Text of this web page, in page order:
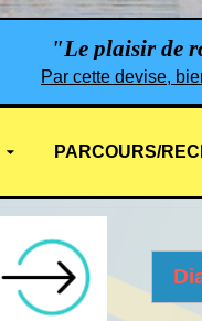
"Le plaisir de
Par cette devise,
PARCOURS/